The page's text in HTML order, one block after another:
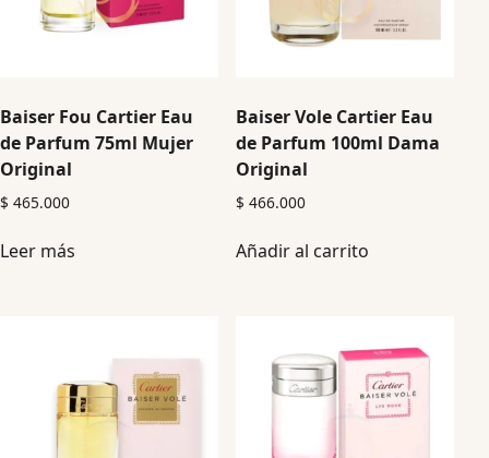
Baiser Fou Cartier Eau
de Parfum 75ml Mujer
Original
$ 465.000
Leer más
Baiser Vole Cartier Eau
de Parfum 100ml Dama
Original
$ 466.000
Añadir al carrito